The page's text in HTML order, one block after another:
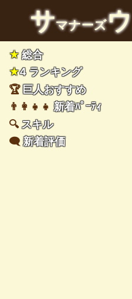
サマナーズウ
★総合
★4 ランキング
🏆巨人おすすめ
👨‍👩‍👧‍👧新着ﾊﾟｰﾃｨ
🔍スキル
🗨️新着評価